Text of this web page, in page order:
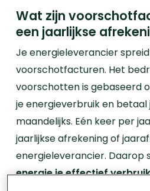
Wat zijn
een jaarlijkse
Je energieleverancier
voorschotfacturen. Het
voorschotten is gebaseerd
je energieverbruik en betaal
maandelijks. Eén keer per
jaarlijkse afrekening of
energieleverancier. Daarop
energie je effectief